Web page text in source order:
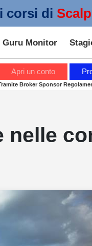
corsi di
Guru Monitor
Apri un conto
Broker Sponsor
nelle